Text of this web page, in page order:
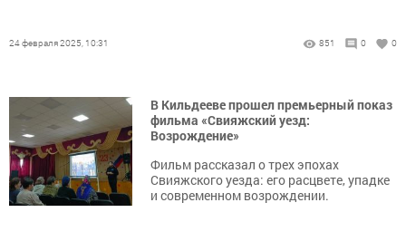
24 февраля 2025, 10:31 851 0 0
В Кильдееве прошел премьерный показ
фильма «Свияжский уезд:
Возрождение»
Фильм рассказал о трех эпохах
Свияжского уезда: его расцвете, упадке
и современном возрождении.